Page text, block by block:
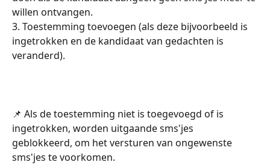
willen ontvangen.
3. Toestemming toevoegen (als deze bijvoorbeeld is
ingetrokken en de kandidaat van gedachten is
veranderd).
📌 Als de toestemming niet is toegevoegd of is
ingetrokken, worden uitgaande sms'jes
geblokkeerd, om het versturen van ongewenste
sms'jes te voorkomen.